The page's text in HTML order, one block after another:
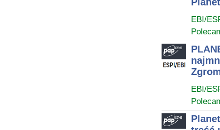
EBI/
EBI/